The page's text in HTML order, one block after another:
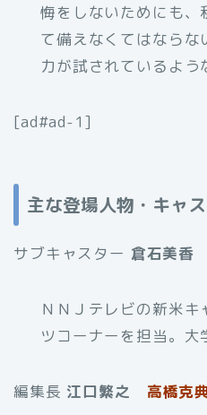
悔をしないためにも、
て備えなくてはなら
力が試されているよう
[ad#ad-1]
主な登場人物・キャ
サブキャスター 倉石美香
ＮＮＪテレビの新米
ツコーナーを担当。大
編集長 江口繁之 高橋克